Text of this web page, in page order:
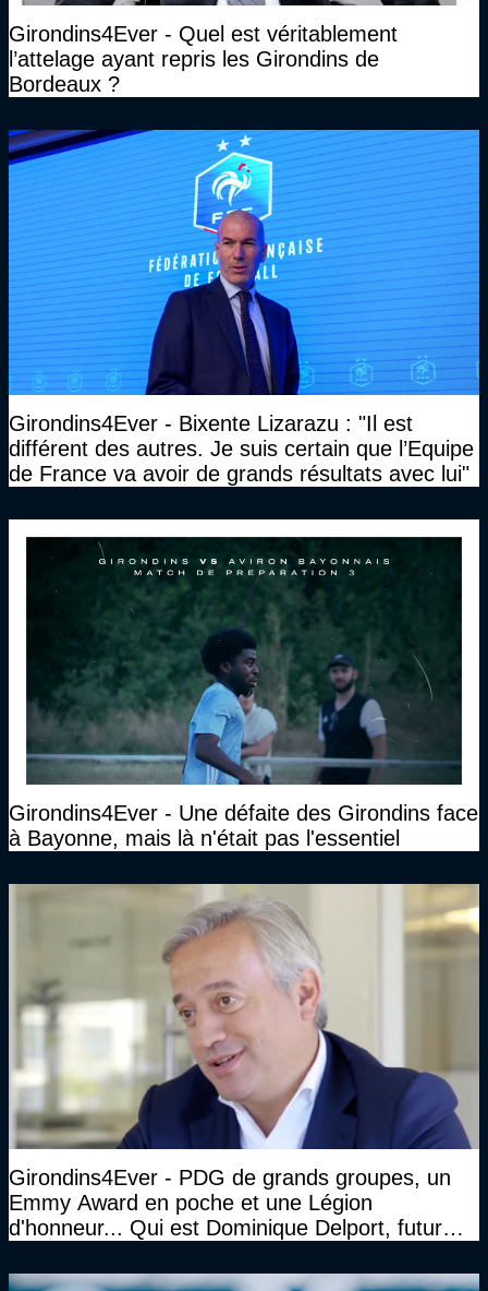
Girondins4Ever - Quel est véritablement
l’attelage ayant repris les Girondins de
Bordeaux ?
Girondins4Ever - Bixente Lizarazu : "Il est
différent des autres. Je suis certain que l’Equipe
de France va avoir de grands résultats avec lui"
Girondins4Ever - Une défaite des Girondins face
à Bayonne, mais là n'était pas l'essentiel
Girondins4Ever - PDG de grands groupes, un
Emmy Award en poche et une Légion
d'honneur... Qui est Dominique Delport, futur